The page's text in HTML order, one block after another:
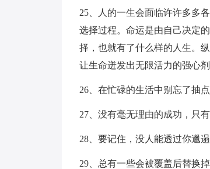
25、人的一生会面临许许多多
选择过程。命运是由自己决定
择，也就有了什么样的人生。
让生命迸发出无限活力的强心剂
26、在忙碌的生活中别忘了抽
27、没有毫无理由的成功，只
28、要记住，没人能透过你邋
29、总有一些会被覆盖后替换